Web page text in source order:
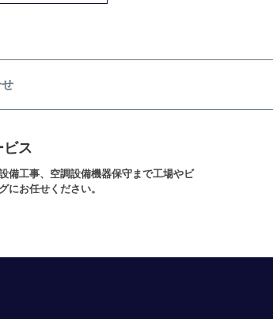
ビス
備工事、空調設備機器保守まで工場やビ
にお任せください。